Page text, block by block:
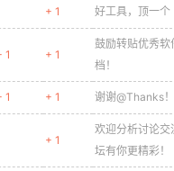
+ 1 好工具，顶一个
1 + 1
鼓励转贴优秀
档！
1 + 1 谢谢@Thanks！
+ 1
欢迎分析讨论
坛有你更精彩！